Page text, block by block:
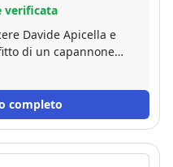
verificata
Davide Apicella e
di un capannone
poi per la vendita della
e tutte le sue
consigliare e seguire
e chiarire dubbi a
completo